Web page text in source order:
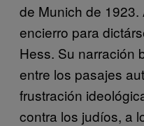
de Munich de
encierro para
Hess. Su narración
entre los pasajes
frustración
contra los judíos, a